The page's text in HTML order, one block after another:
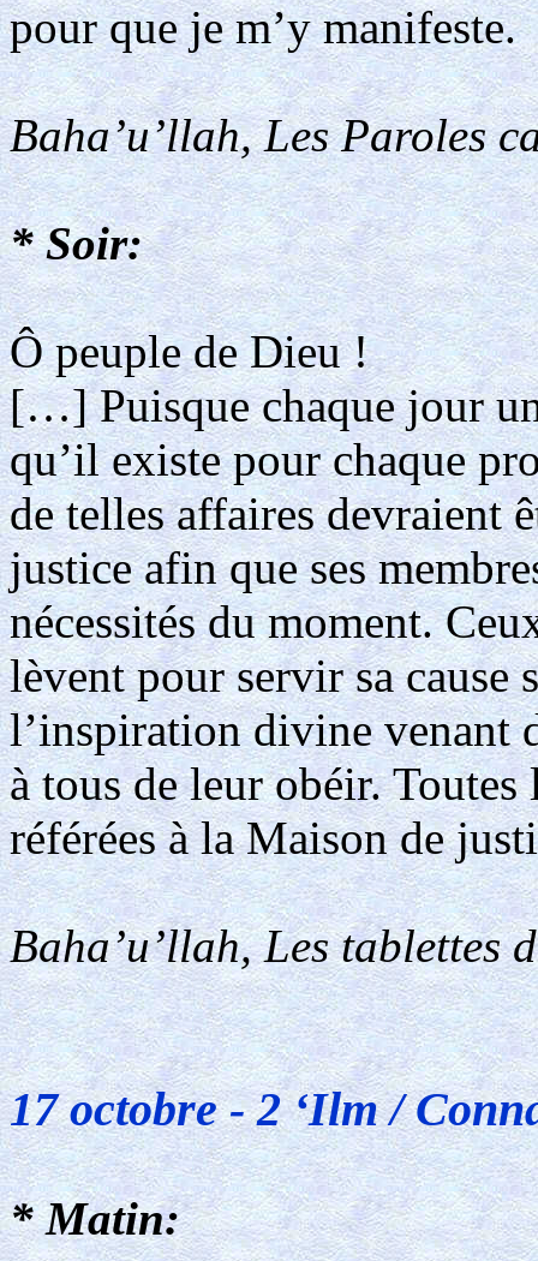
pour que je m’y manifeste.
Baha’u’llah, Les Paroles
* Soir:
Ô peuple de Dieu !
[…] Puisque chaque jour
qu’il existe pour chaque
de telles affaires devraient
justice afin que ses
nécessités du moment.
lèvent pour servir sa cause
l’inspiration divine venant
à tous de leur obéir.
référées à la Maison de
Baha’u’llah, Les tablettes
17 octobre - 2 ‘Ilm /
* Matin: